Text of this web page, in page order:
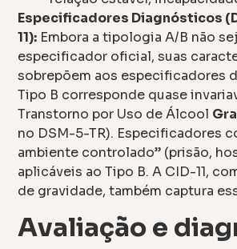
Especificadores Diagnósticos
11): Embora a tipologia A/B não
especificador oficial, suas
sobrepõem aos especificadores
Tipo B corresponde quase
Transtorno por Uso de Álcool
no DSM-5-TR). Especificadores
ambiente controlado” (prisão,
aplicáveis ao Tipo B. A CID-11,
de gravidade, também captura
Avaliação e